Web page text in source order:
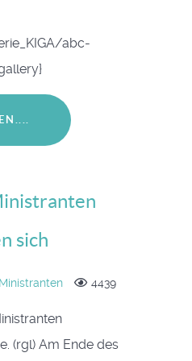
abc-
sich
Ministranten 4439
(rgl) Am Ende des